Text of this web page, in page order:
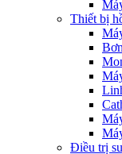
Thiết bị
Điều trị